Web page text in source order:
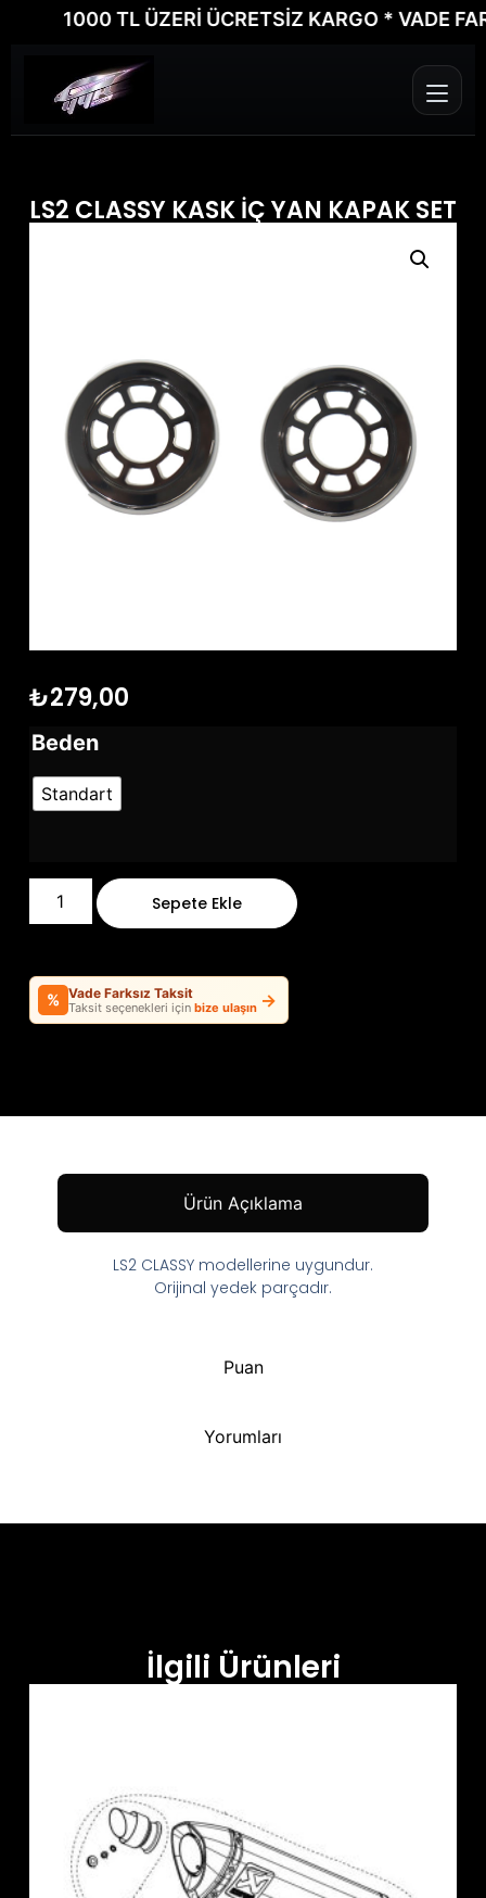
1000 TL ÜZERİ ÜCRETSİZ KARGO * VADE
LS2 CLASSY KASK İÇ YAN KAPAK SET
₺279,00
Beden
Standart
Sepete Ekle
% Vade Farksız Taksit
Taksit seçenekleri için bize ulaşın →
Ürün Açıklama
Puan
Yorumları
LS2 CLASSY modellerine uygundur.
Orijinal yedek parçadır.
İlgili Ürünleri